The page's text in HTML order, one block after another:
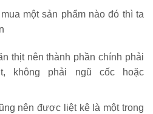
một sản phẩm nào đó thì ta
thịt nên thành phần chính phải
không phải ngũ cốc hoặc
nên được liệt kê là một trong